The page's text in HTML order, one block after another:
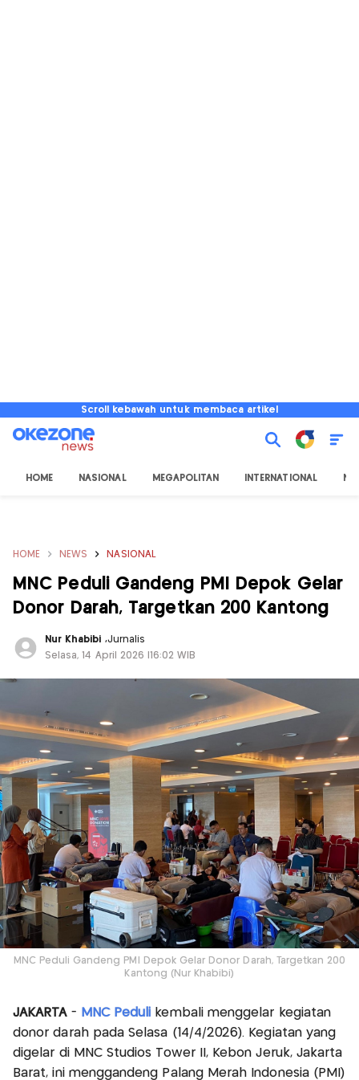
Scroll kebawah untuk membaca artikel
HOME NASIONAL MEGAPOLITAN INTERNATIONAL
HOME NEWS NASIONAL
MNC Peduli Gandeng PMI Depok Gelar
Donor Darah, Targetkan 200 Kantong
Nur Khabibi ,Jurnalis
Selasa, 14 April 2026 |16:02 WIB
MNC Peduli Gandeng PMI Depok Gelar Donor Darah, Targetkan 200
Kantong (Nur Khabibi)
JAKARTA- MNC Peduli kembali menggelar kegiatan
donor darah pada Selasa (14/4/2026). Kegiatan yang
digelar di MNC Studios Tower II, Kebon Jeruk, Jakarta
Barat, ini menggandeng Palang Merah Indonesia (PMI)